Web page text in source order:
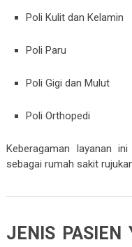
Poli Kulit dan Kelamin
Poli Paru
Poli Gigi dan Mulut
Poli Orthopedi
Keberagaman layanan
sebagai rumah sakit
JENIS PASIEN